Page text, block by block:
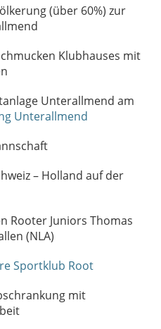
(über 60%) zur
Klubhauses mit
Unterallmend am
Unterallmend
– Holland auf der
Rooter Juniors Thomas
(NLA)
Sportklub Root
mit